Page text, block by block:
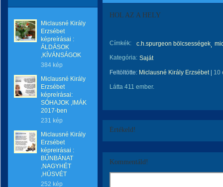
Miclausné Király
Erzsébet
képreírásai :
ÁLDÁSOK
,KÍVÁNSÁGOK
384 kép
Miclausné Király
Erzsébet
képreírásai:
SÓHAJOK ,IMÁK
2017-ben
231 kép
Miclausné Király
Erzsébet
képreirásai :
BŰNBÁNAT
,NAGYHÉT
,HÚSVÉT
252 kép
HOL AZ A HELY
Címkék: c.h.spurgeon bölcsességek
Kategória: Saját
Feltöltötte: Miclausné Király Erzsébet| 10
Látta 411 ember.
Értékeld!
Kommentáld!